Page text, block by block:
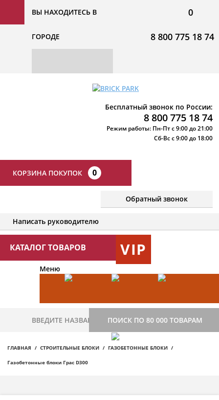
ВЫ НАХОДИТЕСЬ В
ГОРОДЕ
0
8 800 775 18 74
Бесплатный звонок по России:
8 800 775 18 74
Режим работы: Пн-Пт с 9:00 до 21:00
Сб-Вс с 9:00 до 18:00
КОРЗИНА ПОКУПОК 0
Обратный звонок
Написать руководителю
КАТАЛОГ ТОВАРОВ VIP
Меню
ПОИСК ПО 80 000 ТОВАРАМ
ГЛАВНАЯ СТРОИТЕЛЬНЫЕ БЛОКИ ГАЗОБЕТОННЫЕ БЛОКИ
Газобетонные блоки Грас D300